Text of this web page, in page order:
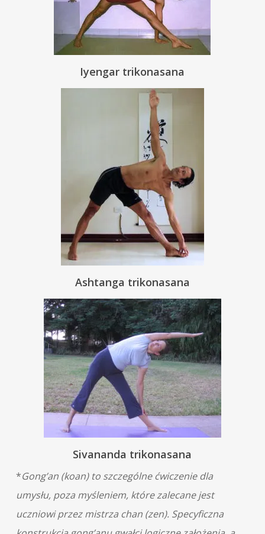
Iyengar trikonasana
Ashtanga trikonasana
Sivananda trikonasana
*Gong’an (koan) to szczególne ćwiczenie dla
umysłu, poza myśleniem, które zalecane jest
uczniowi przez mistrza chan (zen). Specyficzna